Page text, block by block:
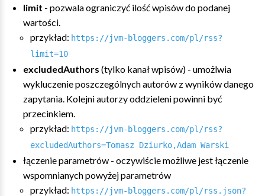
limit - pozwala ograniczyć ilość wpisów do podanej
wartości.
przykład: https://jvm-bloggers.com/pl/rss?
limit=10
excludedAuthors (tylko kanał wpisów) - umożlwia
wykluczenie poszczególnych autorów z wyników danego
zapytania. Kolejni autorzy oddzieleni powinni być
przecinkiem.
przykład: https://jvm-bloggers.com/pl/rss?
excludedAuthors=Tomasz Dziurko,Adam Warski
łączenie parametrów - oczywiście możliwe jest łączenie
wspomnianych powyżej parametrów
przykład: https://jvm-bloggers.com/pl/rss.json?